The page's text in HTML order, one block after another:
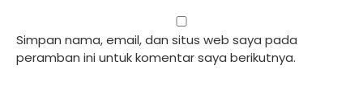
Simpan nama, email, dan situs web saya pada
peramban ini untuk komentar saya berikutnya.